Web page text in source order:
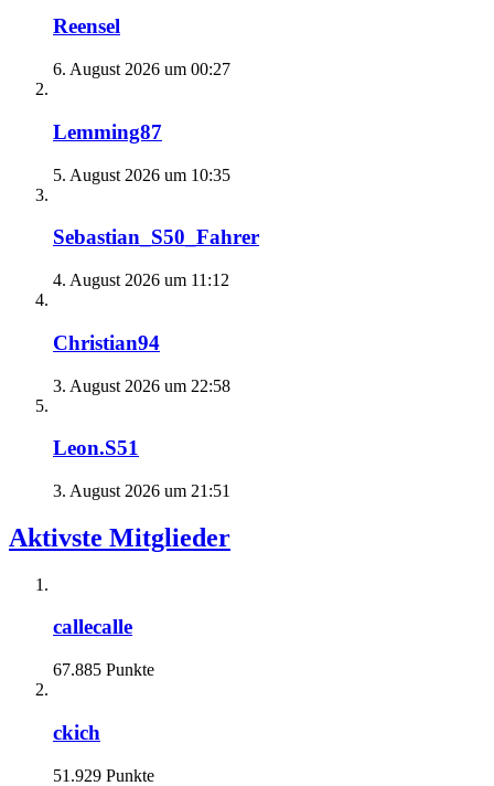
Reensel
6. August 2026 um 00:27
Lemming87
5. August 2026 um 10:35
Sebastian_S50_Fahrer
4. August 2026 um 11:12
Christian94
3. August 2026 um 22:58
Leon.S51
3. August 2026 um 21:51
Aktivste Mitglieder
callecalle
67.885 Punkte
ckich
51.929 Punkte